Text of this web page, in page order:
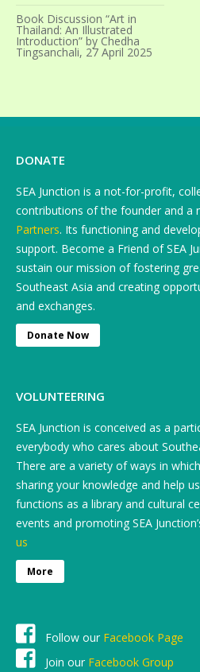
Book Discussion “Art in
Thailand: An Illustrated
Introduction” by Chedha
Tingsanchali, 27 April 2025
DONATE
SEA Junction is a not-for-profit,
contributions of the founder and a
Partners. Its functioning and
support. Become a Friend of SEA
sustain our mission of fostering
Southeast Asia and creating
and exchanges.
Donate Now
VOLUNTEERING
SEA Junction is conceived as a
everybody who cares about
There are a variety of ways in
sharing your knowledge and help
functions as a library and cultural
events and promoting SEA
us
More
Follow our Facebook Page
Join our Facebook Group